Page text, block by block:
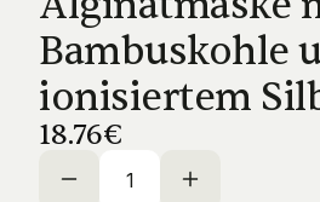
Bambuskohle
ionisiertem
18.76€